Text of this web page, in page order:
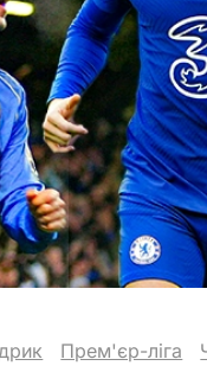
Прем'єр-ліга